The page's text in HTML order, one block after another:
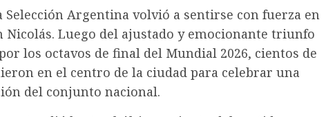
Selección Argentina volvió a sentirse con fuerza en
Nicolás. Luego del ajustado y emocionante triunfo
los octavos de final del Mundial 2026, cientos de
en el centro de la ciudad para celebrar una
del conjunto nacional.